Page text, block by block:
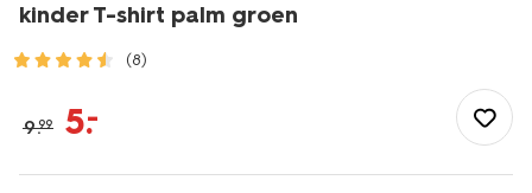
kinder T-shirt palm groen
(8)
overhemden/kinder-
shirt-
9.99 5.–